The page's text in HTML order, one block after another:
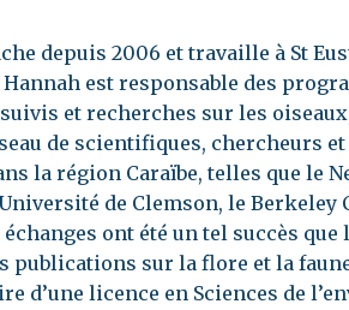
depuis 2006 et travaille à St
Hannah est responsable des
et recherches sur les
de scientifiques, chercheurs
la région Caraïbe, telles que le
de Clemson, le Berkeley
ont été un tel succès
sur la flore et la
d’une licence en Sciences de